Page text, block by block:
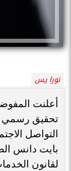
نورا يس
أعلنت
التواصل
بايت دانس